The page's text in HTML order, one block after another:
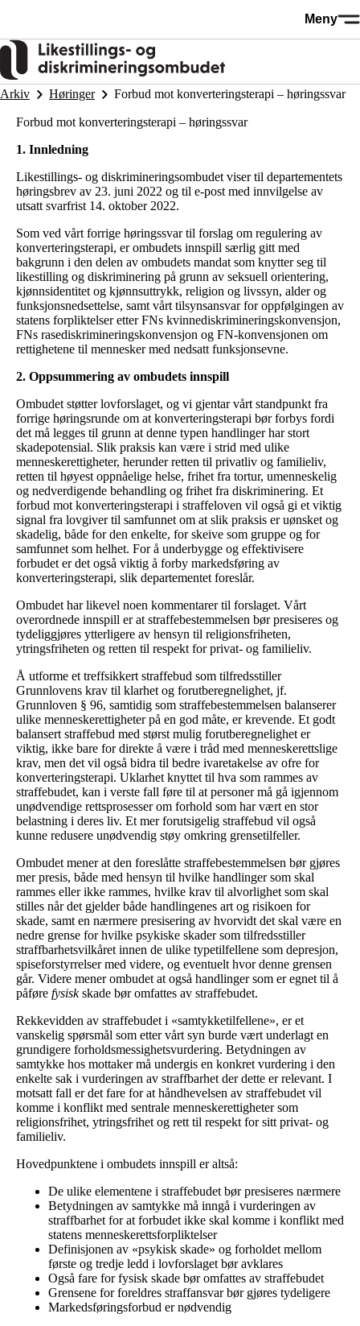
Meny
Arkiv Høringer Forbud mot konverteringsterapi – høringssvar
Forbud mot konverteringsterapi – høringssvar
1. Innledning
Likestillings- og diskrimineringsombudet viser til departementets
høringsbrev av 23. juni 2022 og til e-post med innvilgelse av
utsatt svarfrist 14. oktober 2022.
Som ved vårt forrige høringssvar til forslag om regulering av
konverteringsterapi, er ombudets innspill særlig gitt med
bakgrunn i den delen av ombudets mandat som knytter seg til
likestilling og diskriminering på grunn av seksuell orientering,
kjønnsidentitet og kjønnsuttrykk, religion og livssyn, alder og
funksjonsnedsettelse, samt vårt tilsynsansvar for oppfølgingen av
statens forpliktelser etter FNs kvinnediskrimineringskonvensjon,
FNs rasediskrimineringskonvensjon og FN-konvensjonen om
rettighetene til mennesker med nedsatt funksjonsevne.
2. Oppsummering av ombudets innspill
Ombudet støtter lovforslaget, og vi gjentar vårt standpunkt fra
forrige høringsrunde om at konverteringsterapi bør forbys fordi
det må legges til grunn at denne typen handlinger har stort
skadepotensial. Slik praksis kan være i strid med ulike
menneskerettigheter, herunder retten til privatliv og familieliv,
retten til høyest oppnåelige helse, frihet fra tortur, umenneskelig
og nedverdigende behandling og frihet fra diskriminering. Et
forbud mot konverteringsterapi i straffeloven vil også gi et viktig
signal fra lovgiver til samfunnet om at slik praksis er uønsket og
skadelig, både for den enkelte, for skeive som gruppe og for
samfunnet som helhet. For å underbygge og effektivisere
forbudet er det også viktig å forby markedsføring av
konverteringsterapi, slik departementet foreslår.
Ombudet har likevel noen kommentarer til forslaget. Vårt
overordnede innspill er at straffebestemmelsen bør presiseres og
tydeliggjøres ytterligere av hensyn til religionsfriheten,
ytringsfriheten og retten til respekt for privat- og familieliv.
Å utforme et treffsikkert straffebud som tilfredsstiller
Grunnlovens krav til klarhet og forutberegnelighet, jf.
Grunnloven § 96, samtidig som straffebestemmelsen balanserer
ulike menneskerettigheter på en god måte, er krevende. Et godt
balansert straffebud med størst mulig forutberegnelighet er
viktig, ikke bare for direkte å være i tråd med menneskerettslige
krav, men det vil også bidra til bedre ivaretakelse av ofre for
konverteringsterapi. Uklarhet knyttet til hva som rammes av
straffebudet, kan i verste fall føre til at personer må gå igjennom
unødvendige rettsprosesser om forhold som har vært en stor
belastning i deres liv. Et mer forutsigelig straffebud vil også
kunne redusere unødvendig støy omkring grensetilfeller.
Ombudet mener at den foreslåtte straffebestemmelsen bør gjøres
mer presis, både med hensyn til hvilke handlinger som skal
rammes eller ikke rammes, hvilke krav til alvorlighet som skal
stilles når det gjelder både handlingenes art og risikoen for
skade, samt en nærmere presisering av hvorvidt det skal være en
nedre grense for hvilke psykiske skader som tilfredsstiller
straffbarhetsvilkåret innen de ulike typetilfellene som depresjon,
spiseforstyrrelser med videre, og eventuelt hvor denne grensen
går. Videre mener ombudet at også handlinger som er egnet til å
påføre fysiskskade bør omfattes av straffebudet.
Rekkevidden av straffebudet i «samtykketilfellene», er et
vanskelig spørsmål som etter vårt syn burde vært underlagt en
grundigere forholdsmessighetsvurdering. Betydningen av
samtykke hos mottaker må undergis en konkret vurdering i den
enkelte sak i vurderingen av straffbarhet der dette er relevant. I
motsatt fall er det fare for at håndhevelsen av straffebudet vil
komme i konflikt med sentrale menneskerettigheter som
religionsfrihet, ytringsfrihet og rett til respekt for sitt privat- og
familieliv.
Hovedpunktene i ombudets innspill er altså:
De ulike elementene i straffebudet bør presiseres nærmere
Betydningen av samtykke må inngå i vurderingen av
straffbarhet for at forbudet ikke skal komme i konflikt med
statens menneskerettsforpliktelser
Definisjonen av «psykisk skade» og forholdet mellom
første og tredje ledd i lovforslaget bør avklares
Også fare for fysisk skade bør omfattes av straffebudet
Grensene for foreldres straffansvar bør gjøres tydeligere
Markedsføringsforbud er nødvendig